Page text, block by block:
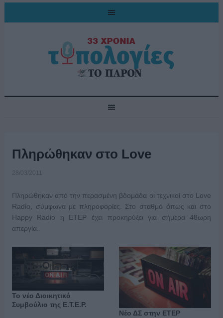
Πληρώθηκαν στο Love
28/03/2011
Πληρώθηκαν από την περασμένη βδομάδα οι τεχνικοί στο Love
Radio, σύμφωνα με πληροφορίες. Στο σταθμό όπως και στο
Happy Radio η ΕΤΕΡ έχει προκηρύξει για σήμερα 48ωρη
απεργία.
Το νέο Διοικητικό
Συμβούλιο της Ε.Τ.Ε.Ρ.
Νέο ΔΣ στην ΕΤΕΡ